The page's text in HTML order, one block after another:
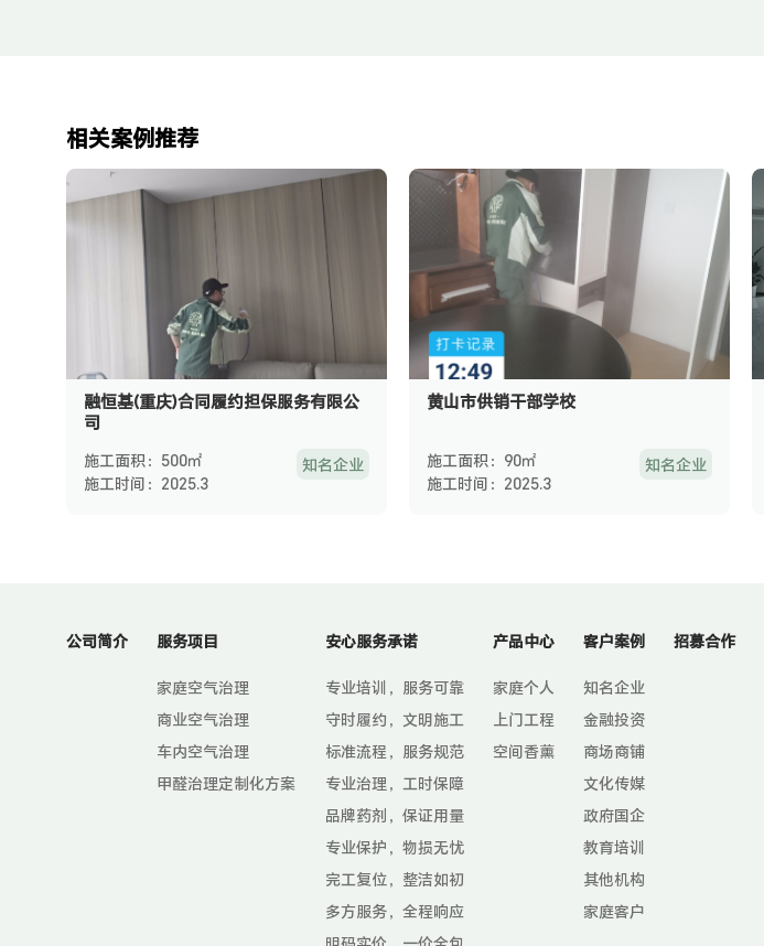
相关案例推荐
融恒基(重庆)合同履约担保服务有限公
司
施工面积：500㎡
施工时间：2025.3
知名企业
黄山市供销干部学校
施工面积：90㎡
施工时间：2025.3
知名企业
公司简介 服务项目
家庭空气治理
商业空气治理
车内空气治理
甲醛治理定制化方案
安心服务承诺
专业培训，服务可靠
守时履约，文明施工
标准流程，服务规范
专业治理，工时保障
品牌药剂，保证用量
专业保护，物损无忧
完工复位，整洁如初
多方服务，全程响应
产品中心
家庭个人
上门工程
空间香薰
客户案例
知名企业
金融投资
商场商铺
文化传媒
政府国企
教育培训
其他机构
家庭客户
招募合作